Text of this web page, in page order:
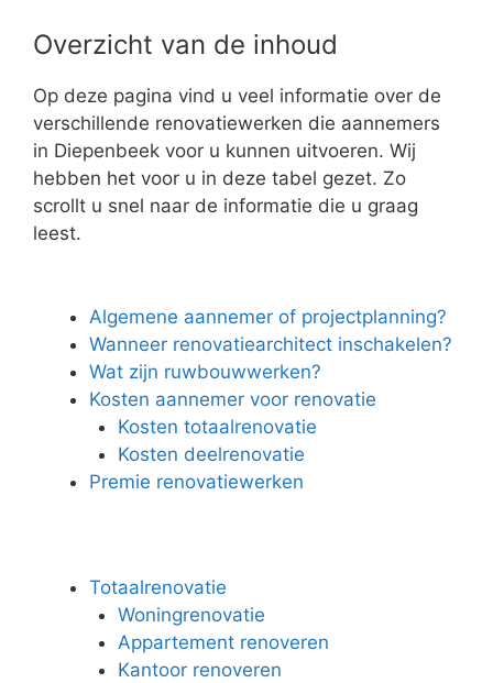
Overzicht van de inhoud
Op deze pagina vind u veel informatie over de
verschillende renovatiewerken die aannemers
in Diepenbeek voor u kunnen uitvoeren. Wij
hebben het voor u in deze tabel gezet. Zo
scrollt u snel naar de informatie die u graag
leest.
Algemene aannemer of projectplanning?
Wanneer renovatiearchitect inschakelen?
Wat zijn ruwbouwwerken?
Kosten aannemer voor renovatie
Kosten totaalrenovatie
Kosten deelrenovatie
Premie renovatiewerken
Totaalrenovatie
Woningrenovatie
Appartement renoveren
Kantoor renoveren